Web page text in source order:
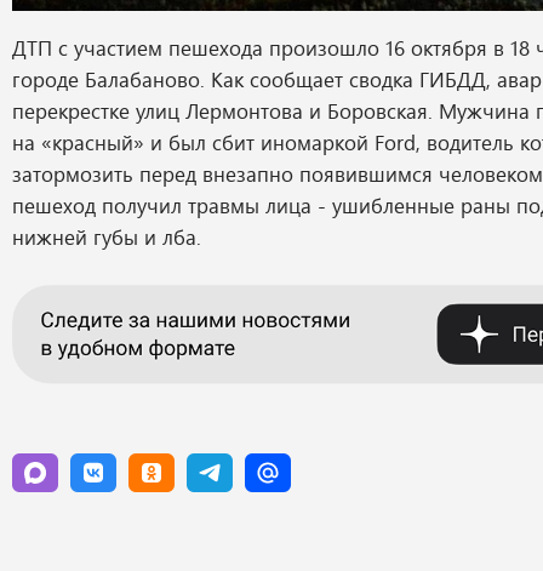
ДТП с участием пешехода произошло 16 октября в 18
городе Балабаново. Как сообщает сводка ГИБДД,
перекрестке улиц Лермонтова и Боровская. Мужчина
на «красный» и был сбит иномаркой Ford, водитель
затормозить перед внезапно появившимся
пешеход получил травмы лица - ушибленные раны
нижней губы и лба.